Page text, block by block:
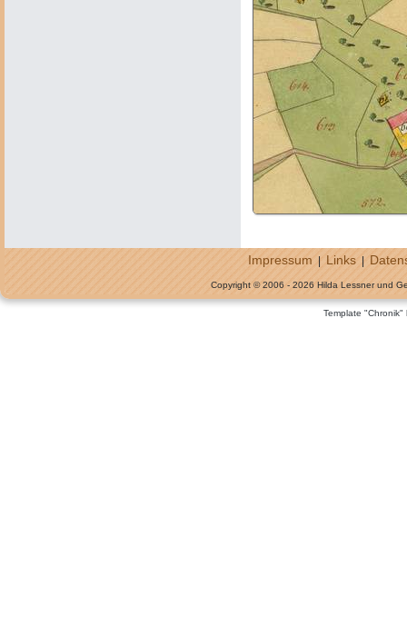
Impressum|Links|
Copyright © 2006 - 2026 Hilda Lessner und
Template